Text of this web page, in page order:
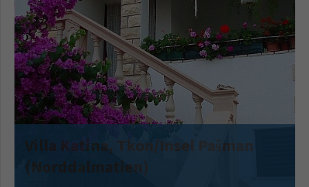
Villa Katina, Tkon/Insel Pašman
(Norddalmatien)